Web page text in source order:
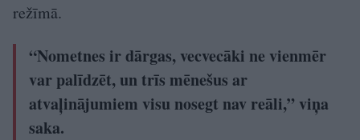
režīmā.
“Nometnes ir dārgas, vecvecāki ne vienmēr
var palīdzēt, un trīs mēnešus ar
atvaļinājumiem visu nosegt nav reāli,” viņa
saka.